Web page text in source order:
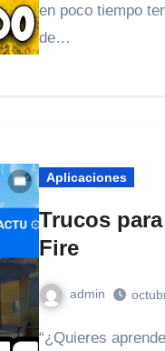
en poco tiempo
de…
Aplicaciones
Trucos
Fire
admin
“¿Quieres aprender a ser todo un PRO en el videojuego